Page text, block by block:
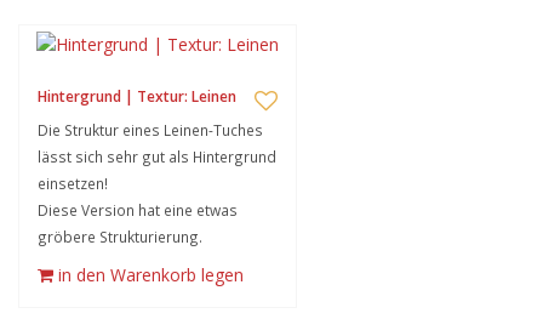
Hintergrund | Textur: Leinen
Die Struktur eines Leinen-Tuches
lässt sich sehr gut als Hintergrund
einsetzen!
Diese Version hat eine etwas
gröbere Strukturierung.
in den Warenkorb legen